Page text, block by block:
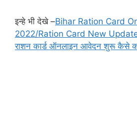
इन्हे भी देखे –Bihar Ration Card
2022/Ration Card New Update
राशन कार्ड ऑनलाइन आवेदन शुरू कैसे